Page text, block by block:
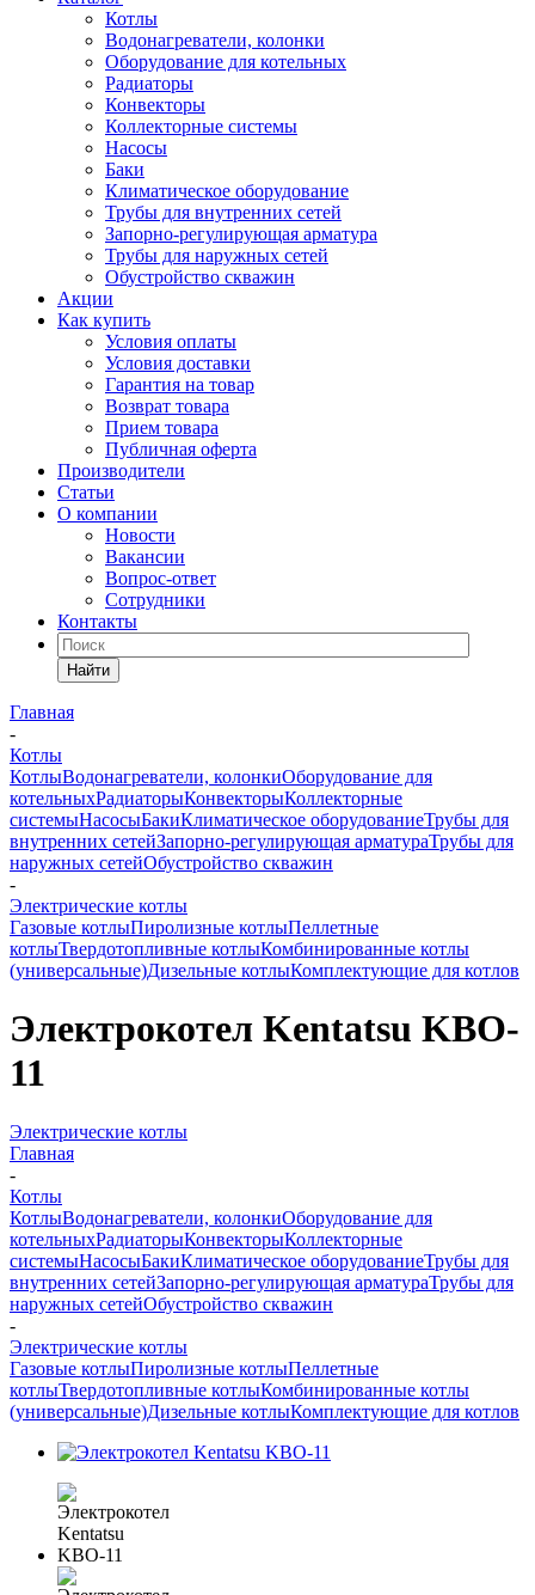
Котлы
Водонагреватели, колонки
Оборудование для котельных
Радиаторы
Конвекторы
Коллекторные системы
Насосы
Баки
Климатическое оборудование
Трубы для внутренних сетей
Запорно-регулирующая арматура
Трубы для наружных сетей
Обустройство скважин
Акции
Как купить
Условия оплаты
Условия доставки
Гарантия на товар
Возврат товара
Прием товара
Публичная оферта
Производители
Статьи
О компании
Новости
Вакансии
Вопрос-ответ
Сотрудники
Контакты
Найти
Главная
-
Котлы
КотлыВодонагреватели, колонкиОборудование для
котельныхРадиаторыКонвекторыКоллекторные
системыНасосыБакиКлиматическое оборудованиеТрубы для
внутренних сетейЗапорно-регулирующая арматураТрубы для
наружных сетейОбустройство скважин
-
Электрические котлы
Газовые котлыПиролизные котлыПеллетные
котлыТвердотопливные котлыКомбинированные котлы
(универсальные)Дизельные котлыКомплектующие для котлов
Электрокотел Kentatsu KBO-
11
Электрические котлы
Главная
-
Котлы
КотлыВодонагреватели, колонкиОборудование для
котельныхРадиаторыКонвекторыКоллекторные
системыНасосыБакиКлиматическое оборудованиеТрубы для
внутренних сетейЗапорно-регулирующая арматураТрубы для
наружных сетейОбустройство скважин
-
Электрические котлы
Газовые котлыПиролизные котлыПеллетные
котлыТвердотопливные котлыКомбинированные котлы
(универсальные)Дизельные котлыКомплектующие для котлов